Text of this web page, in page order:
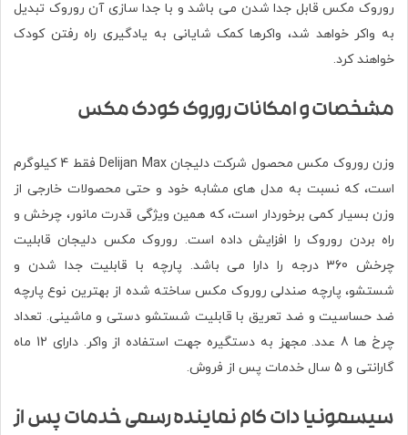
روروک مکس قابل جدا شدن می باشد و با جدا سازی آن روروک تبديل
به واکر خواهد شد، واکرها کمک شایانی به یادگیری راه رفتن کودک
خواهند کرد.
مشخصات و امکانات روروک کودک مکس
وزن روروک مکس محصول شرکت دلیجان Delijan Max فقط 4 کیلوگرم
است، که نسبت به مدل های مشابه خود و حتی محصولات خارجی از
وزن بسیار کمی برخوردار است، که همین ویژگی قدرت مانور، چرخش و
راه بردن روروک را افزایش داده است. روروک مکس دلیجان قابلیت
چرخش 360 درجه را دارا می باشد. پارچه با قابلیت جدا شدن و
شستشو، پارچه صندلی روروک مکس ساخته شده از بهترین نوع پارچه
ضد حساسیت و ضد تعریق با قابلیت شستشو دستی و ماشینی. تعداد
چرخ ها 8 عدد. مجهز به دستگیره جهت استفاده از واکر. دارای 12 ماه
گارانتی و 5 سال خدمات پس از فروش.
سیسمونیا دات کام نماینده رسمی خدمات پس از